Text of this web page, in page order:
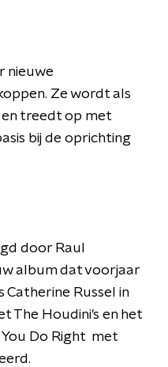
nieuwe
Ze wordt als
treedt op met
bij de oprichting
door Raul
album dat voorjaar
Catherine Russel in
The Houdini's en het
Do Right met